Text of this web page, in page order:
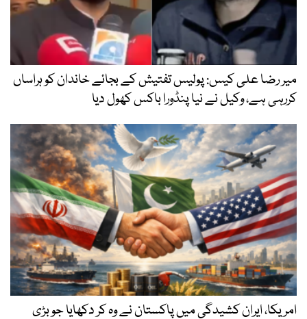
میر رضا علی کیس: پولیس تفتیش کے بجائے خاندان کو ہراساں
کررہی ہے، وکیل نے نیا پنڈورا باکس کھول دیا
امریکا، ایران کشیدگی میں پاکستان نے وہ کر دکھایا جو بڑی